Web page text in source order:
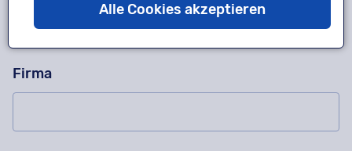
Firma
Alle Cookies akzeptieren